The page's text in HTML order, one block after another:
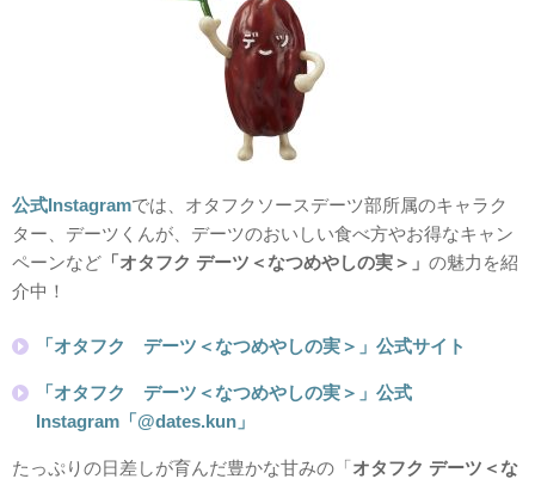
公式Instagramでは、オタフクソースデーツ部所属のキャラク
ター、デーツくんが、デーツのおいしい食べ方やお得なキャン
ペーンなど 「オタフク デーツ＜なつめやしの実＞」 の魅力を紹
介中！
「オタフク デーツ＜なつめやしの実＞」公式サイト
「オタフク デーツ＜なつめやしの実＞」公式
Instagram「@dates.kun」
たっぷりの日差しが育んだ豊かな甘みの「オタフク デーツ＜な